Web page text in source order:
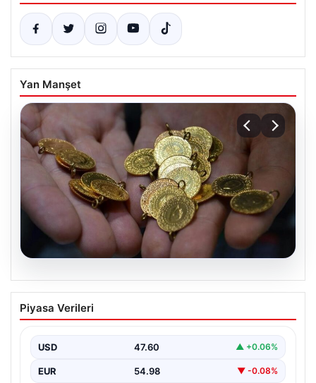
Yan Manşet
Altın fiyatları canlı 14 Nisan 2026: Altın
fiyatları ne kadar oldu? Gram, çeyrek,
fiyatları
Piyasa Verileri
USD 47.60 ▲ +0.06%
EUR 54.98 ▼ -0.08%